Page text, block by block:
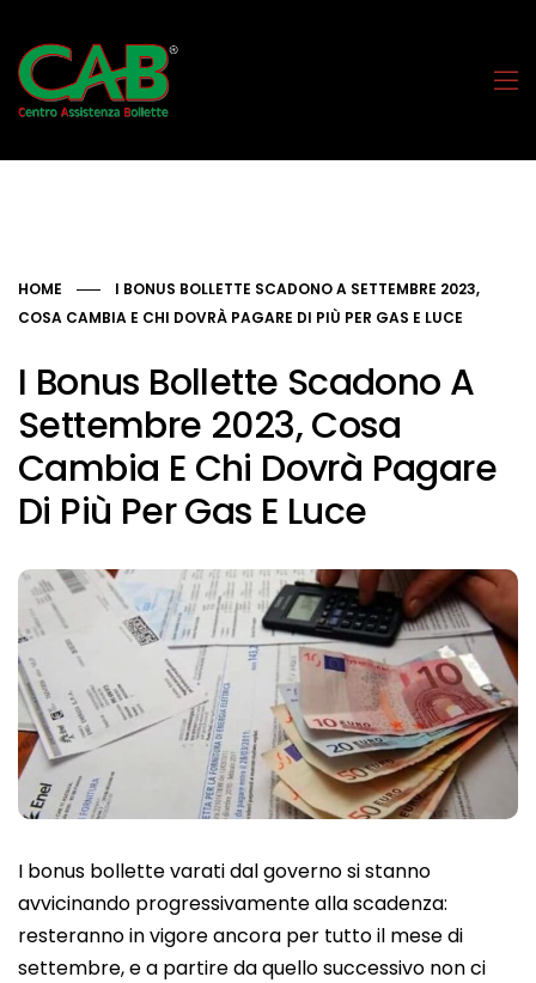
HOME
I BONUS BOLLETTE SCADONO A SETTEMBRE 2023,
COSA CAMBIA E CHI DOVRÀ PAGARE DI PIÙ PER GAS E LUCE
I Bonus Bollette Scadono A
Settembre 2023, Cosa
Cambia E Chi Dovrà Pagare
Di Più Per Gas E Luce
I bonus bollette varati dal governo si stanno
avvicinando progressivamente alla scadenza:
resteranno in vigore ancora per tutto il mese di
settembre, e a partire da quello successivo non ci